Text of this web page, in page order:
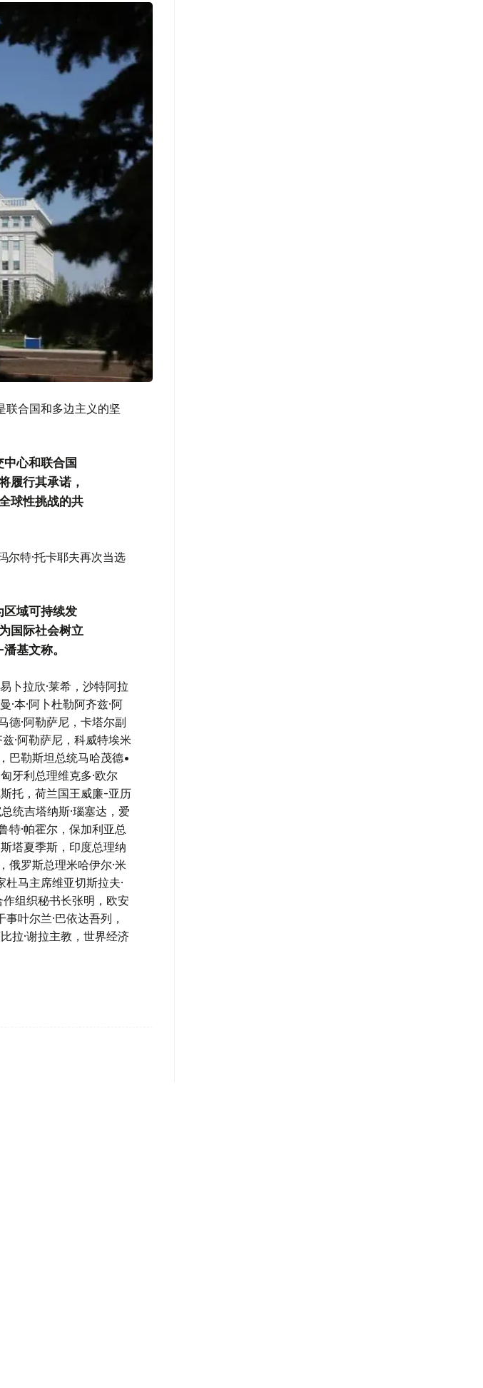
联合国和多边主义的坚
心和联合国
履行其承诺，
球性挑战的共
尔特·托卡耶夫再次当选
区域可持续发
国际社会树立
基文称。
卜拉欣·莱希，沙特阿拉
·本·阿卜杜勒阿齐兹·阿
德·阿勒萨尼，卡塔尔副
·阿勒萨尼，科威特埃米
巴勒斯坦总统马哈茂德•
牙利总理维克多·欧尔
托，荷兰国王威廉-亚历
统吉塔纳斯·瑙塞达，爱
特·帕霍尔，保加利亚总
塔夏季斯，印度总理纳
俄罗斯总理米哈伊尔·米
马主席维亚切斯拉夫·
组织秘书长张明，欧安
叶尔兰·巴依达吾列，
拉·谢拉主教，世界经济